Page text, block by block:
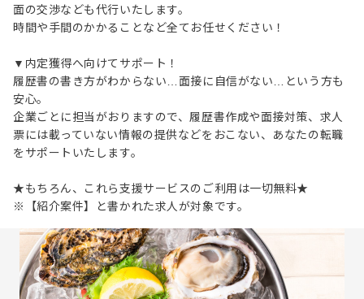
面の交渉なども代行いたします。
時間や手間のかかることなど全てお任せください！
▼内定獲得へ向けてサポート！
履歴書の書き方がわからない…面接に自信がない…という方も
安心。
企業ごとに担当がおりますので、履歴書作成や面接対策、求人
票には載っていない情報の提供などをおこない、あなたの転職
をサポートいたします。
★もちろん、これら支援サービスのご利用は一切無料★
※【紹介案件】と書かれた求人が対象です。